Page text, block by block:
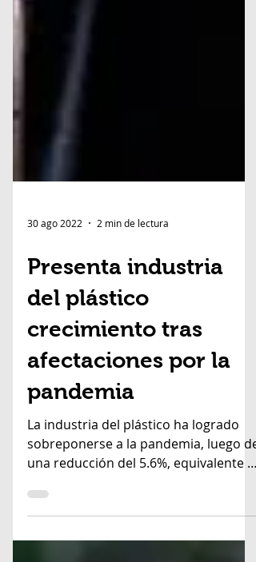
30 ago 2022 2 min de lectura
Presenta industria
del plástico
crecimiento tras
afectaciones por la
pandemia
La industria del plástico ha logrado
sobreponerse a la pandemia, luego de